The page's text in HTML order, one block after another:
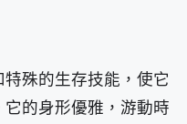
殊的生存技能，使它
的身形優雅，游動時